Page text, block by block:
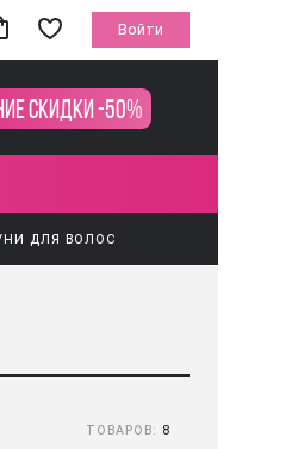
Войти
скидки -50%
ДЛЯ ВОЛОС
ТОВАРОВ: 8